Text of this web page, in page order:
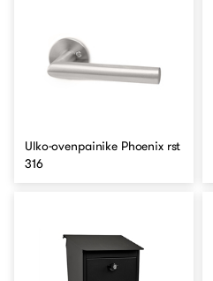
Ulko-ovenpainike Phoenix rst
316